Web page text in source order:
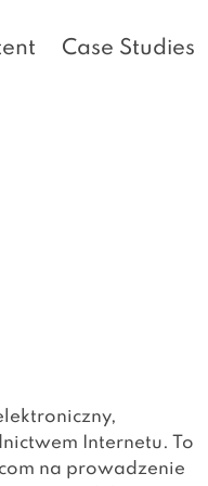
Case Studies
Internetu. To
na prowadzenie